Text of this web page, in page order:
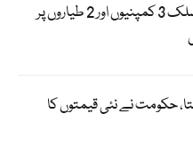
امریکا نے ایران سے منسلک 3 کمپنیوں اور 2 طیاروں پر
حکومت نے نئی قیمتوں کا